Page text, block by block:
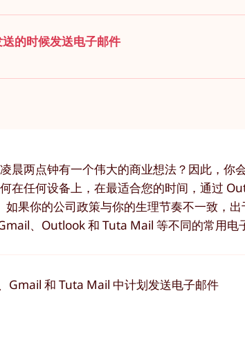
的时候发送电子邮件
晨两点钟有一个伟大的商业想法？因此，
在任何设备上，在最适合您的时间，通过
如果你的公司政策与你的生理节奏不一致，
、Outlook 和 Tuta Mail 等不同的常用电
Gmail 和 Tuta Mail 中计划发送电子邮件